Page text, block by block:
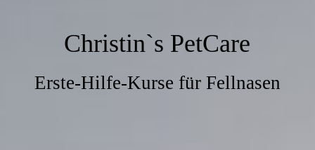
Christin`s PetCare
Erste-Hilfe-Kurse für Fellnasen